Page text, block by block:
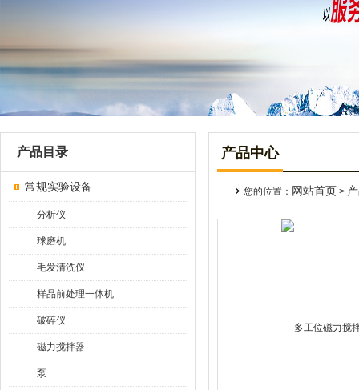
产品目录
常规实验设备
分析仪
球磨机
毛发清洗仪
样品前处理一体机
破碎仪
磁力搅拌器
泵
产品中心
您的位置： 网站首页 >